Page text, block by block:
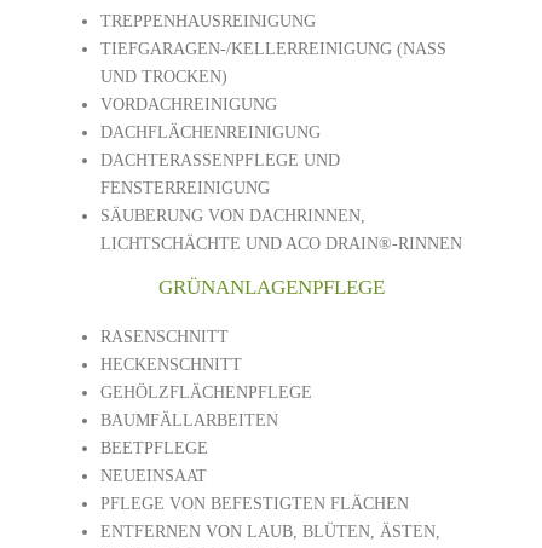
TREPPENHAUSREINIGUNG
TIEFGARAGEN-/KELLERREINIGUNG (NASS
UND TROCKEN)
VORDACHREINIGUNG
DACHFLÄCHENREINIGUNG
DACHTERASSENPFLEGE UND
FENSTERREINIGUNG
SÄUBERUNG VON DACHRINNEN,
LICHTSCHÄCHTE UND ACO DRAIN®-RINNEN
GRÜNANLAGENPFLEGE
RASENSCHNITT
HECKENSCHNITT
GEHÖLZFLÄCHENPFLEGE
BAUMFÄLLARBEITEN
BEETPFLEGE
NEUEINSAAT
PFLEGE VON BEFESTIGTEN FLÄCHEN
ENTFERNEN VON LAUB, BLÜTEN, ÄSTEN,